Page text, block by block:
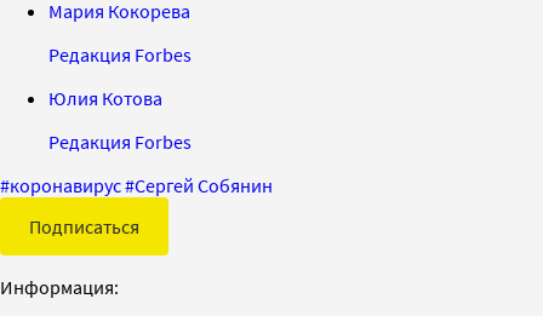
Мария Кокорева
Редакция Forbes
Юлия Котова
Редакция Forbes
#коронавирус#Сергей Собянин
Подписаться
Информация: